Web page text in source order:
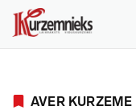
AVER KURZEME